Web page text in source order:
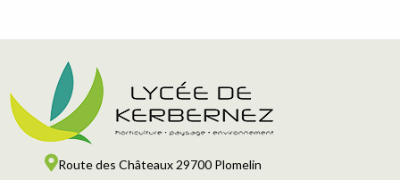
Route des Châteaux 29700 Plomelin